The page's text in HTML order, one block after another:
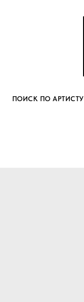
ПОИСК ПО АРТИСТУ